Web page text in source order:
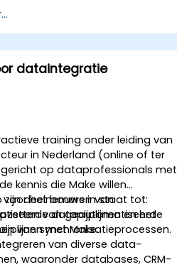
met elkaar te koppelen.
ontwerpen en
zonder code te
workflows
dataintegratie
training onder leiding van
in Nederland (online of ter
gericht op dataprofessionals met
kennis die Make willen
voor het bouwen van
datapijplijnen en het
van synchronisatieprocessen.
zijn deelnemers in staat tot:
van geautomatiseerde
met Make.
van diverse data-
waaronder databases, CRM-